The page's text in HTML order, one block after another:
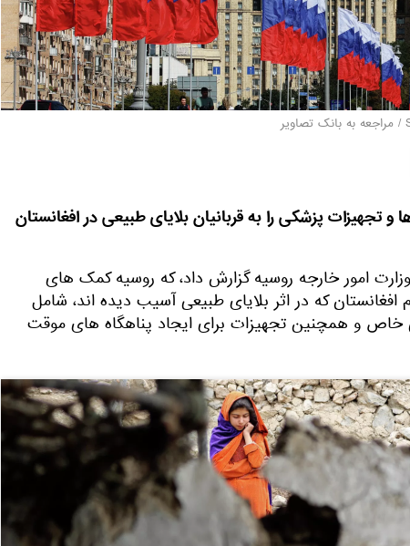
/ مراجعه به بانک تصاویر
و تجهیزات پزشکی را به قربانیان بلایای طبیعی در افغانستان
امور خارجه روسیه گزارش داد، که روسیه کمک های
افغانستان که در اثر بلایای طبیعی آسیب دیده اند، شامل
خاص و همچنین تجهیزات برای ایجاد پناهگاه های موقت